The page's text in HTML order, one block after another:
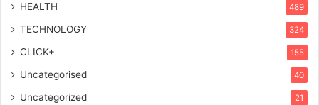
HEALTH 489
TECHNOLOGY 324
CLICK+ 155
Uncategorised 40
Uncategorized 21